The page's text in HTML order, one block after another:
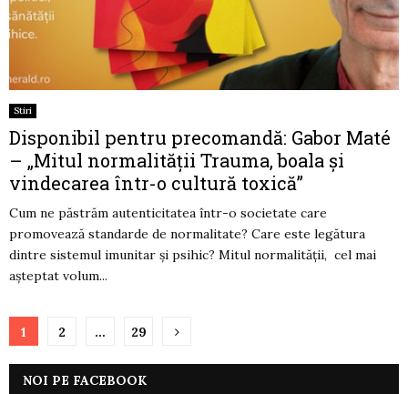
Stiri
Disponibil pentru precomandă: Gabor Maté
– „Mitul normalității Trauma, boala și
vindecarea într-o cultură toxică”
Cum ne păstrăm autenticitatea într-o societate care
promovează standarde de normalitate? Care este legătura
dintre sistemul imunitar și psihic? Mitul normalității, cel mai
așteptat volum...
Paginație
articole
1 2 … 29
NOI PE FACEBOOK